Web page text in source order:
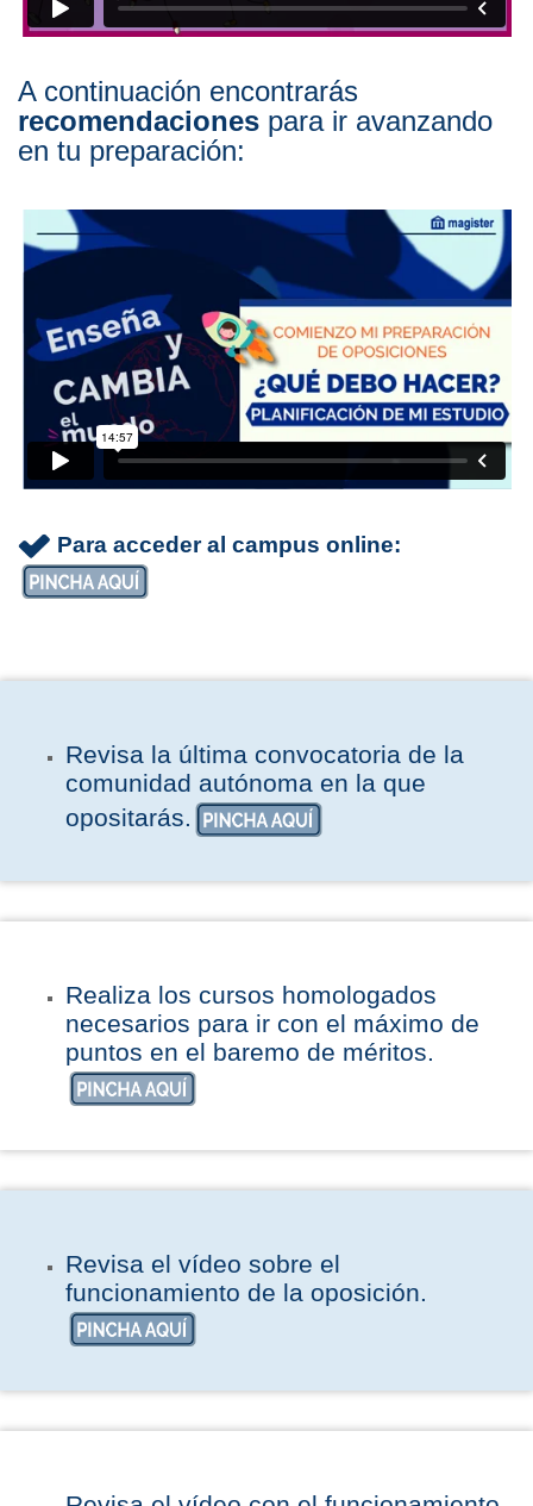
A continuación encontrarás
recomendaciones para ir avanzando
en tu preparación:
Para acceder al campus online:
Revisa la última convocatoria de la
comunidad autónoma en la que
opositarás.
Realiza los cursos homologados
necesarios para ir con el máximo de
puntos en el baremo de méritos.
Revisa el vídeo sobre el
funcionamiento de la oposición.